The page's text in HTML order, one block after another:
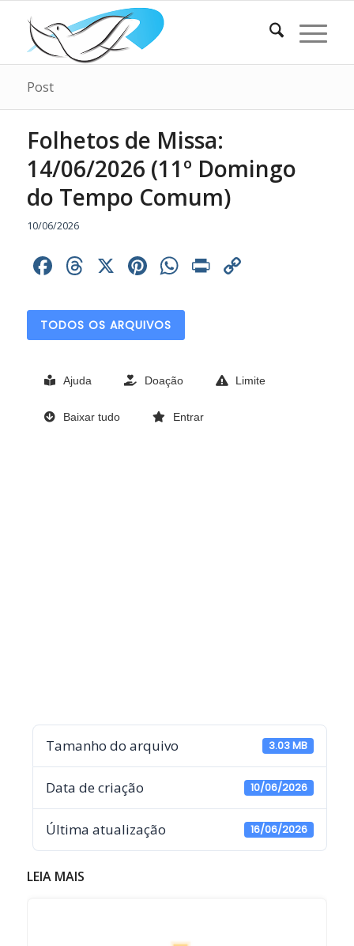
Post
Folhetos de Missa:
14/06/2026 (11º Domingo
do Tempo Comum)
10/06/2026
Facebook
Threads
X Pinterest
WhatsApp
Print
TODOS OS ARQUIVOS
Ajuda Doação Limite
Baixar tudo Entrar
Tamanho do arquivo 3.03 MB
Data de criação 10/06/2026
Última atualização 16/06/2026
LEIA MAIS